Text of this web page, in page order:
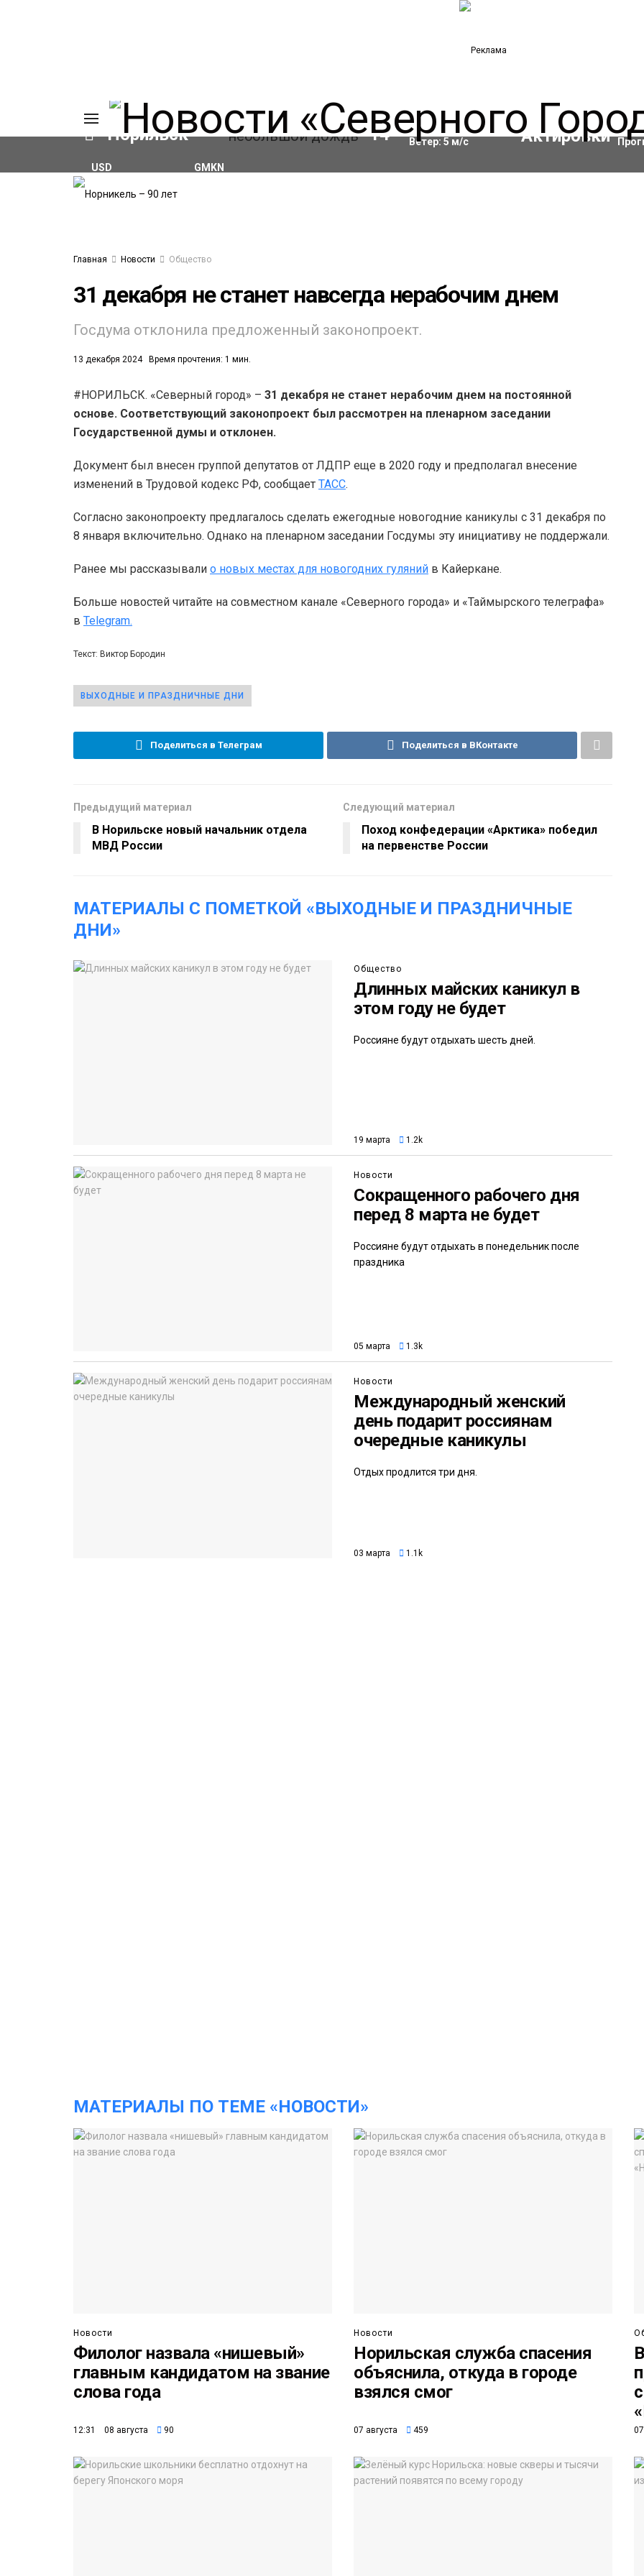
Норильск 14°C Влажность:66%
Ветер: 5 м/с
USD
GMKN
Главная Новости Общество
31 декабря не станет навсегда нерабочим днем
Госдума отклонила предложенный законопроект.
13 декабря 2024 Время прочтения: 1 мин.
#НОРИЛЬСК. «Северный город» – 31 декабря не станет нерабочим днем на постоянной
основе. Соответствующий законопроект был рассмотрен на пленарном заседании
Государственной думы и отклонен.
Документ был внесен группой депутатов от ЛДПР еще в 2020 году и предполагал внесение
изменений в Трудовой кодекс РФ, сообщает ТАСС.
Согласно законопроекту предлагалось сделать ежегодные новогодние каникулы с 31 декабря по
8 января включительно. Однако на пленарном заседании Госдумы эту инициативу не поддержали.
Ранее мы рассказывали о новых местах для новогодних гуляний в Кайеркане.
Больше новостей читайте на совместном канале «Северного города» и «Таймырского телеграфа»
в Telegram.
Текст: Виктор Бородин
ВЫХОДНЫЕ И ПРАЗДНИЧНЫЕ ДНИ
Поделиться в Телеграм Поделиться в ВКонтакте
Предыдущий материал
В Норильске новый начальник отдела
МВД России
Следующий материал
Поход конфедерации «Арктика» победил
на первенстве России
МАТЕРИАЛЫ С ПОМЕТКОЙ «ВЫХОДНЫЕ И ПРАЗДНИЧНЫЕ
ДНИ»
Общество
Длинных майских каникул в
этом году не будет
Россияне будут отдыхать шесть дней.
19 марта 1.2k
Новости
Сокращенного рабочего дня
перед 8 марта не будет
Россияне будут отдыхать в понедельник после
праздника
05 марта 1.3k
Новости
Международный женский
день подарит россиянам
очередные каникулы
Отдых продлится три дня.
03 марта 1.1k
МАТЕРИАЛЫ ПО ТЕМЕ «НОВОСТИ»
Новости
Филолог назвала «нишевый»
главным кандидатом на звание
слова года
12:31 08 августа 90
Новости
Норильская служба спасения
объяснила, откуда в городе
взялся смог
07 августа 459